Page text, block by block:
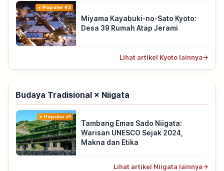
Populer #3
Miyama Kayabuki-no-Sato Kyoto:
Desa 39 Rumah Atap Jerami
Lihat artikel Kyoto lainnya→
Budaya Tradisional × Niigata
Populer #1
Tambang Emas Sado Niigata:
Warisan UNESCO Sejak 2024,
Makna dan Etika
Lihat artikel Niigata lainnya→